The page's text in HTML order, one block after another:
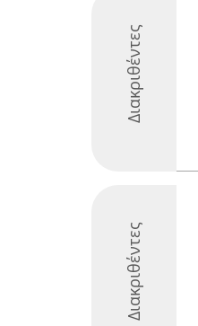
Διακριθέντες
Διακριθέντες